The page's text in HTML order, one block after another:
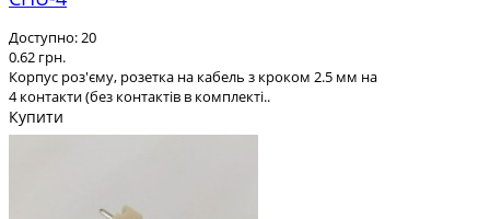
Доступно: 20
0.62 грн.
Корпус роз'єму, розетка на кабель з кроком 2.5 мм на
4 контакти (без контактів в комплекті..
Купити